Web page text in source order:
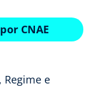
CNAE
Regime e